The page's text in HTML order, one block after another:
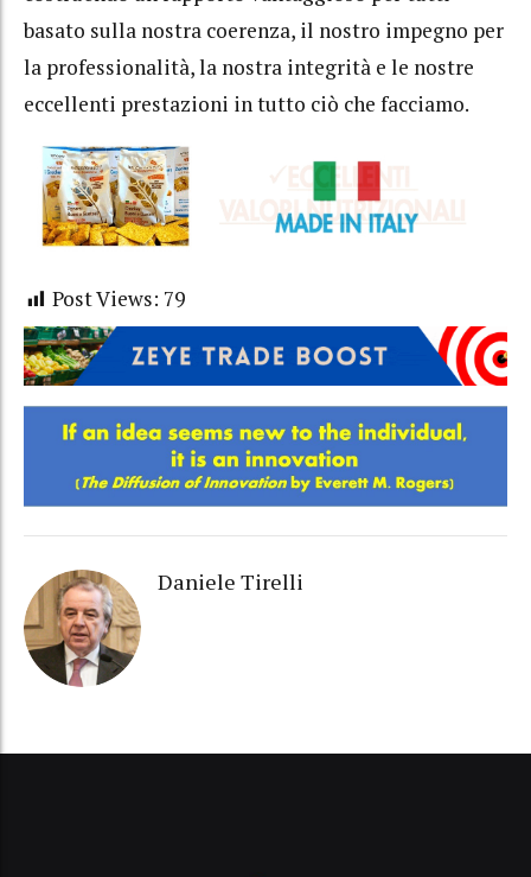
basato sulla nostra coerenza, il nostro impegno per
la professionalità, la nostra integrità e le nostre
eccellenti prestazioni in tutto ciò che facciamo.
Post Views: 79
Daniele Tirelli